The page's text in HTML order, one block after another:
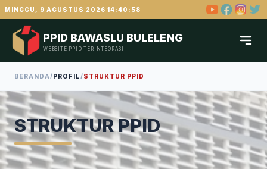
MINGGU, 9 AGUSTUS 2026 14:40:59
PPID BAWASLU BULELENG
WEBSITE PPID TERINTEGRASI
BERANDA/PROFIL/STRUKTUR PPID
STRUKTUR PPID